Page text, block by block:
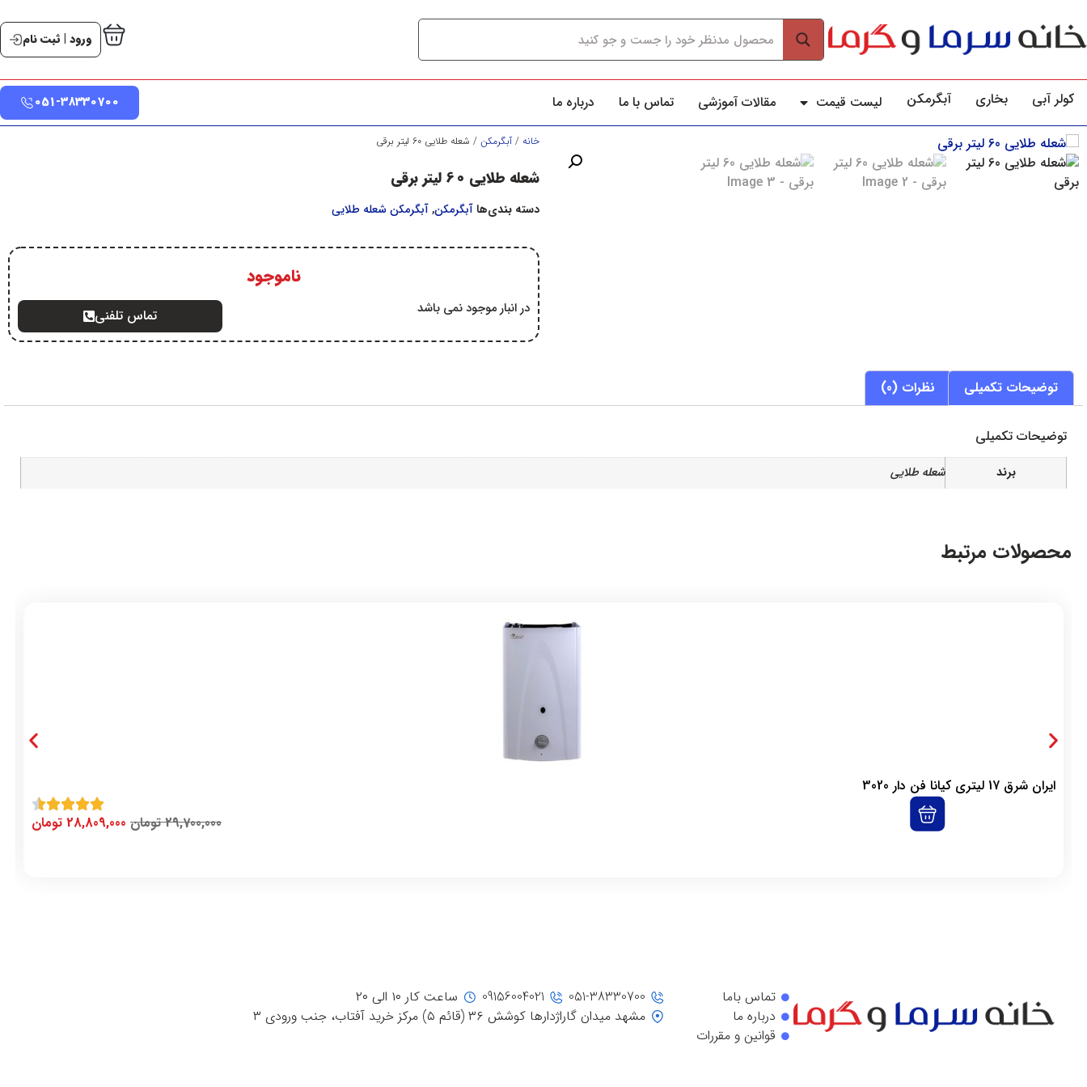
ورود | ثبت نام
کولر آبي بخاری آبگرمکن لیست قیمت مقالات آموزشی تماس با ما درباره ما 051-38330700
خانه / آبگرمكن / شعله طلایی 60 لیتر برقی
شعله طلایی 60 لیتر برقی
دسته بندی‌ها آبگرمكن,آبگرمکن شعله طلایی
ناموجود
در انبار موجود نمی باشد تماس تلفنی
توضیحات تکمیلی نظرات (0)
توضیحات تکمیلی
برند شعله طلایی
محصولات مرتبط
ایران شرق 17 لیتری کیانا فن دار 3020
29,700,000 تومان 28,809,000 تومان
051-38330700
09156004021
ساعت کار ۱۰ الی ۲۰
مشهد میدان گاراژدارها کوشش ۳۶ (قائم ۵) مرکز خرید آفتاب، جنب ورودی ۳
تماس باما
درباره ما
قوانین و مقررات